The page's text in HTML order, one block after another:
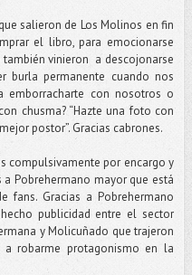
salieron de Los Molinos en fin
el libro, para emocionarse
vinieron a descojonarse
permanente cuando nos
emborracharte con nosotros o
chusma? “Hazte una foto con
postor”. Gracias cabrones.
compulsivamente por encargo y
a Pobrehermano mayor que está
Gracias a Pobrehermano
publicidad entre el sector
y Molicuñado que trajeron
robarme protagonismo en la